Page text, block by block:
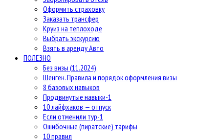
Оформить страховку
Заказать трансфер
Круиз на теплоходе
Выбрать экскурсию
Взять в аренду Авто
ПОЛЕЗНО
Без визы (11.2024)
Шенген. Правила и порядок оформления визы
8 базовых навыков
Продвинутые навыки-1
10 лайфхаков — отпуск
Если отменили тур-1
Ошибочные (пиратские) тарифы
10 правил